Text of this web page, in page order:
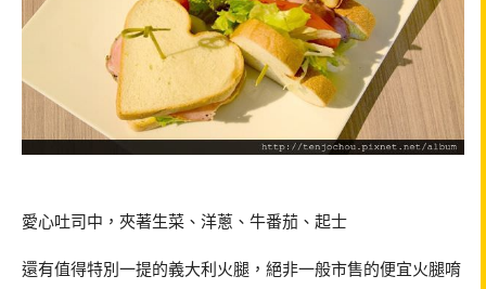
愛心吐司中，夾著生菜、洋蔥、牛番茄、起士
還有值得特別一提的義大利火腿，絕非一般市售的便宜火腿唷